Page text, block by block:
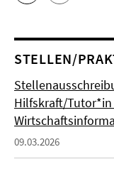
STELLEN/
Hilfskraft/Tutor*in
09.03.2026